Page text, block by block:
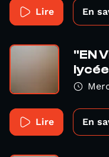
Lire En
"EN
Lire En